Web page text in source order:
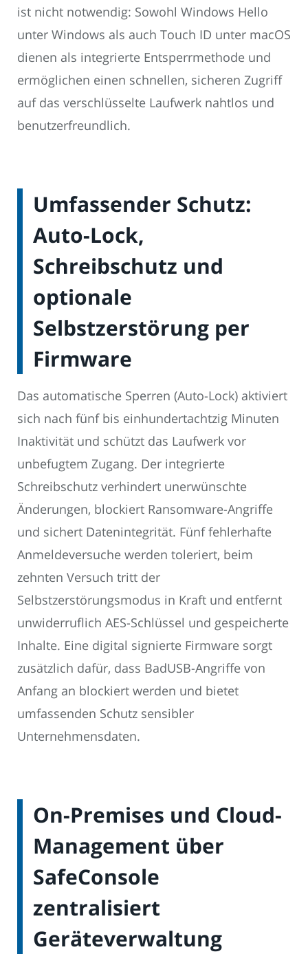
ist nicht notwendig: Sowohl Windows Hello
unter Windows als auch Touch ID unter macOS
dienen als integrierte Entsperrmethode und
ermöglichen einen schnellen, sicheren Zugriff
auf das verschlüsselte Laufwerk nahtlos und
benutzerfreundlich.
Umfassender Schutz:
Auto-Lock,
Schreibschutz und
optionale
Selbstzerstörung per
Firmware
Das automatische Sperren (Auto-Lock) aktiviert
sich nach fünf bis einhundertachtzig Minuten
Inaktivität und schützt das Laufwerk vor
unbefugtem Zugang. Der integrierte
Schreibschutz verhindert unerwünschte
Änderungen, blockiert Ransomware-Angriffe
und sichert Datenintegrität. Fünf fehlerhafte
Anmeldeversuche werden toleriert, beim
zehnten Versuch tritt der
Selbstzerstörungsmodus in Kraft und entfernt
unwiderruflich AES-Schlüssel und gespeicherte
Inhalte. Eine digital signierte Firmware sorgt
zusätzlich dafür, dass BadUSB-Angriffe von
Anfang an blockiert werden und bietet
umfassenden Schutz sensibler
Unternehmensdaten.
On-Premises und Cloud-
Management über
SafeConsole
zentralisiert
Geräteverwaltung